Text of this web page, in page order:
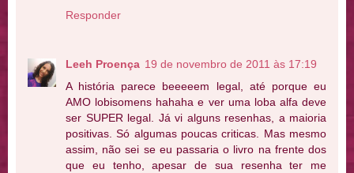
Responder
Leeh Proença 19 de novembro de 2011 às 17:19
A história parece beeeeem legal, até porque eu
AMO lobisomens hahaha e ver uma loba alfa deve
ser SUPER legal. Já vi alguns resenhas, a maioria
positivas. Só algumas poucas criticas. Mas mesmo
assim, não sei se eu passaria o livro na frente dos
que eu tenho, apesar de sua resenha ter me